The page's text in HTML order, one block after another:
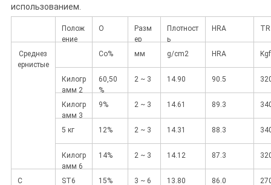
использованием.
Полож
ение
О
Разм
ер
Плотност
ь
HRA
Среднез
ернистые
Co% мм g/cm2 HRA
Килогр
амм 2
60,50
%
2 ~ 3 14.90 90.5
Килогр
амм 3
9% 2 ~ 3 14.61 89.3
5 кг 12% 2 ~ 3 14.31 88.3
Килогр
амм 6
14% 2 ~ 3 14.12 87.3
С
ST6 15% 3 ~ 6 13.80 86.0